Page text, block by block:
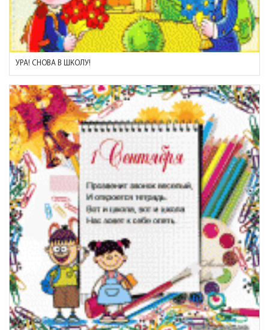
УРА! СНОВА В ШКОЛУ!